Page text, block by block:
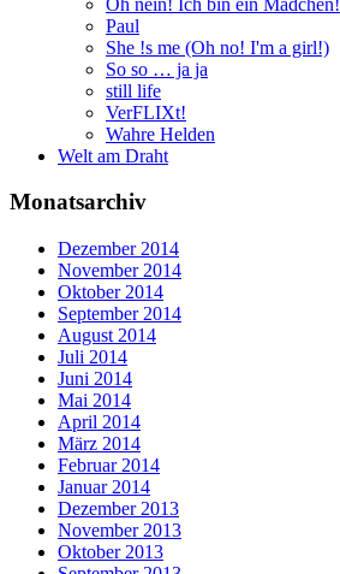
Paul
She !s me (Oh no! I'm a girl!)
So so … ja ja
still life
VerFLIXt!
Wahre Helden
Welt am Draht
Monatsarchiv
Dezember 2014
November 2014
Oktober 2014
September 2014
August 2014
Juli 2014
Juni 2014
Mai 2014
April 2014
März 2014
Februar 2014
Januar 2014
Dezember 2013
November 2013
Oktober 2013